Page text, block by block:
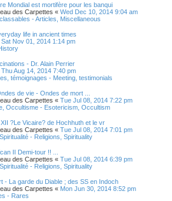
Mondial est mortifère pour les banqui
des Carpettes « Wed Dec 10, 2014 9:04 am
- Articles, Miscellaneous
life in ancient times
Sat Nov 01, 2014 1:14 pm
- Dr. Alain Perrier
Thu Aug 14, 2014 7:40 pm
témoignages - Meeting, testimonials
de vie - Ondes de mort ...
des Carpettes « Tue Jul 08, 2014 7:22 pm
Occultisme - Esotericism, Occultism
?Le Vicaire? de Hochhuth et le vr
des Carpettes « Tue Jul 08, 2014 7:01 pm
- Religions, Spirituality
II Demi-tour !! ...
des Carpettes « Tue Jul 08, 2014 6:39 pm
- Religions, Spirituality
- La garde du Diable ; des SS en Indoch
des Carpettes « Mon Jun 30, 2014 8:52 pm
- Rares